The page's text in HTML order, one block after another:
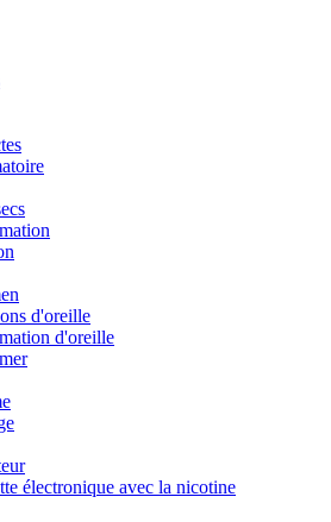
d'oreille
d'oreille
électronique avec la nicotine